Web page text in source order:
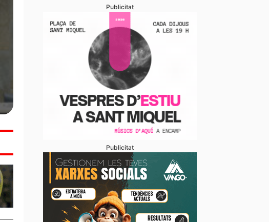
Publicitat
Publicitat